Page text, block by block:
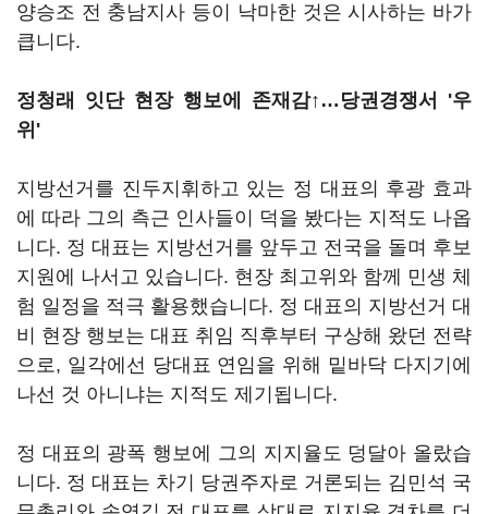
양승조 전 충남지사 등이 낙마한 것은 시사하는 바가
큽니다.
정청래 잇단 현장 행보에 존재감↑…당권경쟁서 '우
위'
지방선거를 진두지휘하고 있는 정 대표의 후광 효과
에 따라 그의 측근 인사들이 덕을 봤다는 지적도 나옵
니다. 정 대표는 지방선거를 앞두고 전국을 돌며 후보
지원에 나서고 있습니다. 현장 최고위와 함께 민생 체
험 일정을 적극 활용했습니다. 정 대표의 지방선거 대
비 현장 행보는 대표 취임 직후부터 구상해 왔던 전략
으로, 일각에선 당대표 연임을 위해 밑바닥 다지기에
나선 것 아니냐는 지적도 제기됩니다.
정 대표의 광폭 행보에 그의 지지율도 덩달아 올랐습
니다. 정 대표는 차기 당권주자로 거론되는 김민석 국